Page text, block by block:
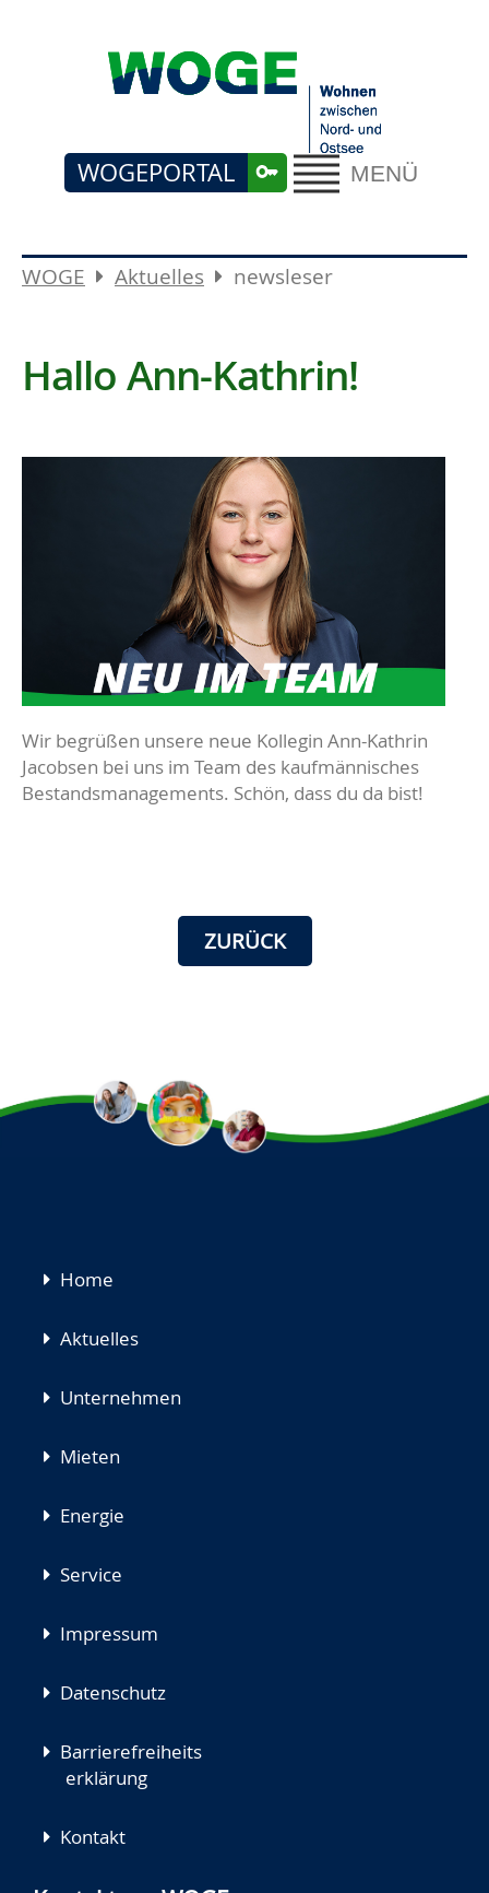
MENÜ
WOGEPORTAL
WOGE Aktuelles newsleser
Hallo Ann-Kathrin!
Wir begrüßen unsere neue Kollegin Ann-Kathrin
Jacobsen bei uns im Team des kaufmännisches
Bestandsmanagements. Schön, dass du da bist!
ZURÜCK
Navigation
Home
Aktuelles
Unternehmen
Mieten
Energie
Service
Impressum
Datenschutz
Barrierefreiheits
erklärung
Kontakt